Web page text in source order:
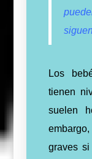
Los
tienen
suelen
graves